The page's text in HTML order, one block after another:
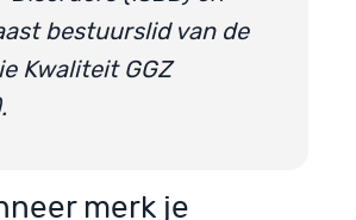
bestuurslid van de
Kwaliteit GGZ
merk je